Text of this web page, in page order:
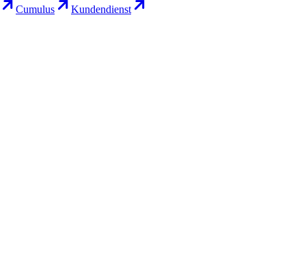
Cumulus Kundendienst